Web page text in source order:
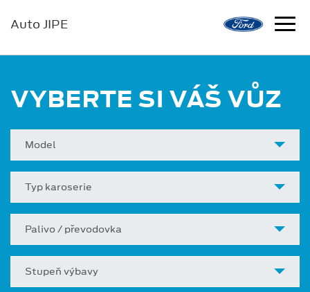
Auto JIPE
VYBERTE SI VÁŠ VŮZ
Model
Typ karoserie
Palivo / převodovka
Stupeň výbavy